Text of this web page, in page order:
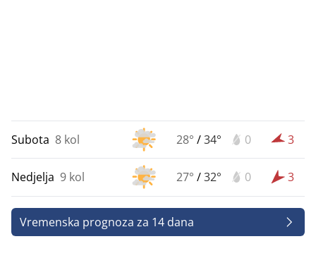
Subota 8 kol 28° /34° 0 3
Nedjelja 9 kol 27° /32° 0 3
Vremenska prognoza za 14 dana